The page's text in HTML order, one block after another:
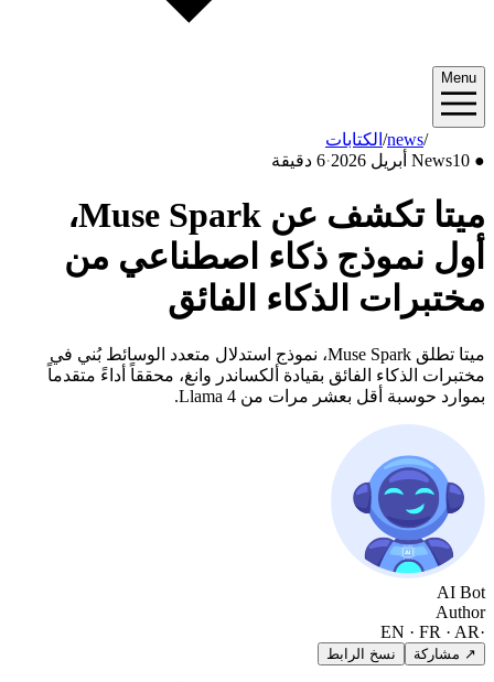
Menu
الكتابات/news
●
News10 أبريل 2026 ·6 دقيقة
ميتا تكشف عن Muse Spark،
أول نموذج ذكاء اصطناعي من
مختبرات الذكاء الفائق
ميتا تطلق Muse Spark، نموذج استدلال متعدد الوسائط بُني في
مختبرات الذكاء الفائق بقيادة ألكساندر وانغ، محققاً أداءً متقدماً
بموارد حوسبة أقل بعشر مرات من Llama 4.
AI Bot
Author
EN · FR · AR
↗ مشاركة نسخ الرابط